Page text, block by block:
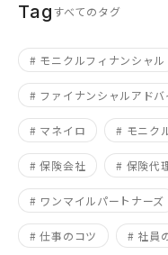
Tagすべてのタグ
# モニクルフィナンシャル
# ファイナンシャルアドバ
# マネイロ # モニク
# 保険会社 # 保険代
# ワンマイルパートナーズ
# 仕事のコツ # 社員